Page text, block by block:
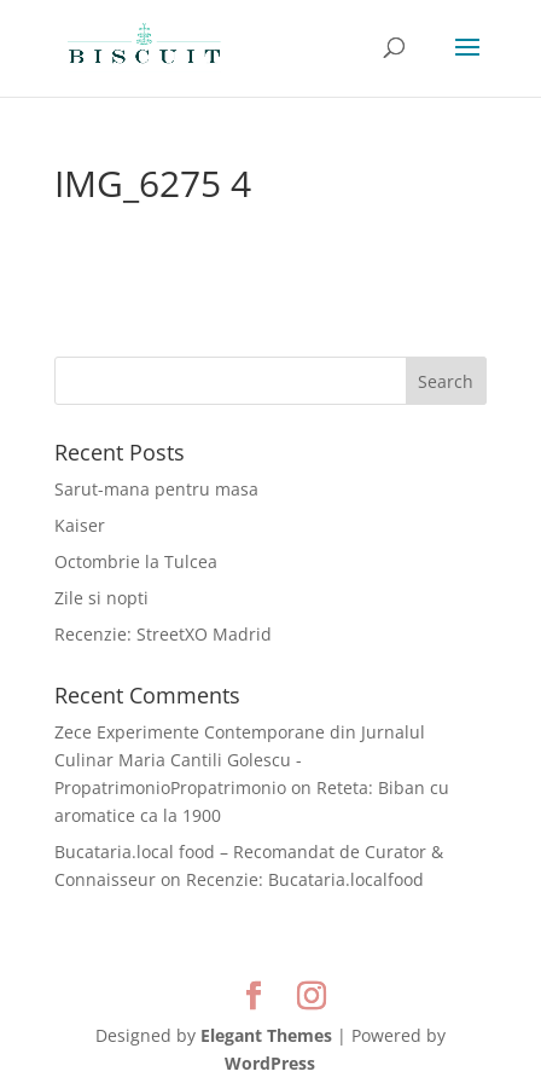
IMG_6275 4
Recent Posts
Sarut-mana pentru masa
Kaiser
Octombrie la Tulcea
Zile si nopti
Recenzie: StreetXO Madrid
Recent Comments
Zece Experimente Contemporane din Jurnalul
Culinar Maria Cantili Golescu -
PropatrimonioPropatrimonioon Reteta: Biban cu
aromatice ca la 1900
Bucataria.local food – Recomandat de Curator &
Connaisseuron Recenzie: Bucataria.localfood
Designed by Elegant Themes| Powered by
WordPress